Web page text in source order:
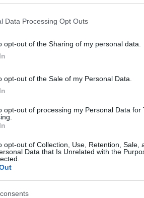
Data Processing Opt Outs
opt-out of the Sharing of my personal data.
opt-out of the Sale of my Personal Data.
opt-out of processing my Personal Data for
opt-out of Collection, Use, Retention, Sale,
Data that Is Unrelated with the
per chi deve prendere
i segmenti della filiera più
sceltecondivise. L’obiettivo è
e piani di trasformazione.
raggiunto scala
operatori hanno introdotto agenti